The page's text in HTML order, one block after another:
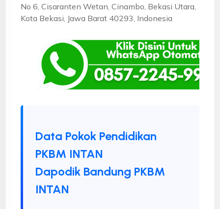
No 6, Cisaranten Wetan, Cinambo, Bekasi Utara,
Kota Bekasi, Jawa Barat 40293, Indonesia
Data Pokok Pendidikan
PKBM INTAN
Dapodik Bandung PKBM
INTAN